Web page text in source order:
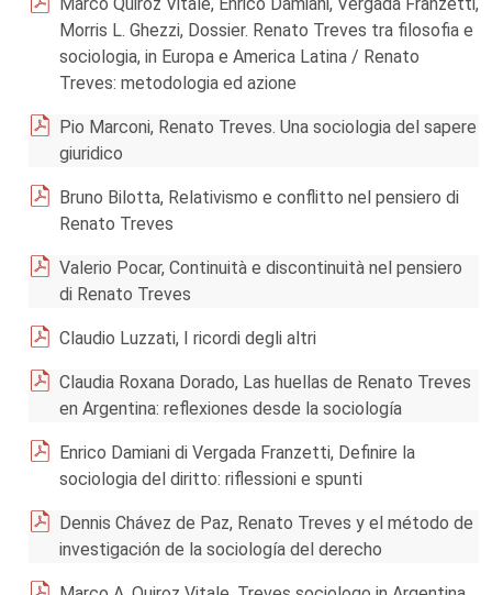
Morris L. Ghezzi, Dossier. Renato Treves tra filosofia e
sociologia, in Europa e America Latina / Renato
Treves: metodologia ed azione
Pio Marconi, Renato Treves. Una sociologia del sapere
giuridico
Bruno Bilotta, Relativismo e conflitto nel pensiero di
Renato Treves
Valerio Pocar, Continuità e discontinuità nel pensiero
di Renato Treves
Claudio Luzzati, I ricordi degli altri
Claudia Roxana Dorado, Las huellas de Renato Treves
en Argentina: reflexiones desde la sociología
Enrico Damiani di Vergada Franzetti, Definire la
sociologia del diritto: riflessioni e spunti
Dennis Chávez de Paz, Renato Treves y el método de
investigación de la sociología del derecho